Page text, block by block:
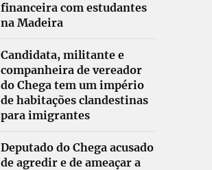
financeira com estudantes
na Madeira
Candidata, militante e
companheira de vereador
do Chega tem um império
de habitações clandestinas
para imigrantes
Deputado do Chega acusado
de agredir e de ameaçar a